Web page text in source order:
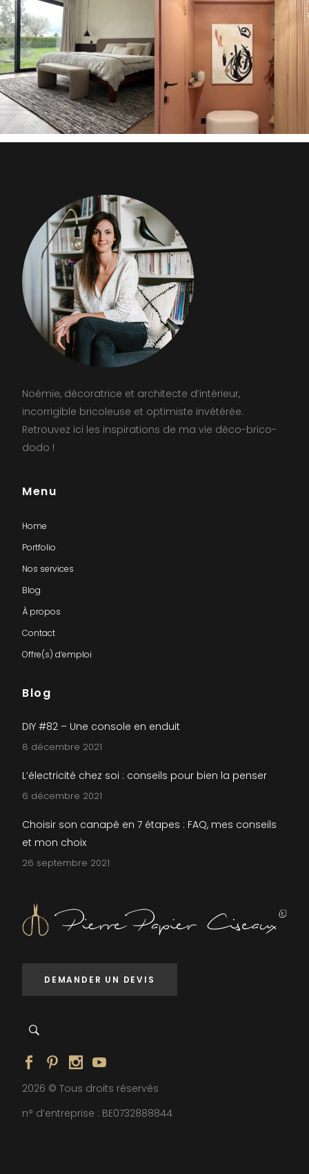
Noémie, décoratrice et architecte d’intérieur,
incorrigible bricoleuse et optimiste invétérée.
Retrouvez ici les inspirations de ma vie déco-brico-
dodo !
Menu
Home
Portfolio
Nos services
Blog
À propos
Contact
Offre(s) d’emploi
Blog
DIY #82 – Une console en enduit
8 décembre 2021
L’électricité chez soi : conseils pour bien la penser
6 décembre 2021
Choisir son canapé en 7 étapes : FAQ, mes conseils
et mon choix
26 septembre 2021
DEMANDER UN DEVIS
2026 © Tous droits réservés
n° d’entreprise : BE0732888844